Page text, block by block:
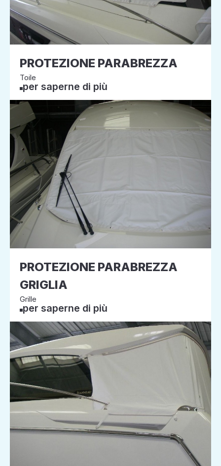
PROTEZIONE PARABREZZA
Toile
per saperne di più
PROTEZIONE PARABREZZA
GRIGLIA
Grille
per saperne di più